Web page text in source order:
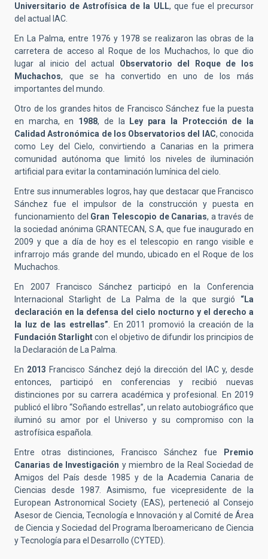
Universitario de Astrofísica de la ULL, que fue el precursor
del actual IAC.
En La Palma, entre 1976 y 1978 se realizaron las obras de la
carretera de acceso al Roque de los Muchachos, lo que dio
lugar al inicio del actual Observatorio del Roque de los
Muchachos, que se ha convertido en uno de los más
importantes del mundo.
Otro de los grandes hitos de Francisco Sánchez fue la puesta
en marcha, en 1988, de la
Ley para la Protección de la
Calidad Astronómica de los Observatorios del IAC, conocida
como Ley del Cielo, convirtiendo a Canarias en la primera
comunidad autónoma que limitó los niveles de iluminación
artificial para evitar la contaminación lumínica del cielo.
Entre sus innumerables logros, hay que destacar que Francisco
Sánchez fue el impulsor de la construcción y puesta en
funcionamiento del Gran Telescopio de Canarias, a través de
la sociedad anónima GRANTECAN, S.A, que fue inaugurado en
2009 y que a día de hoy es el telescopio en rango visible e
infrarrojo más grande del mundo, ubicado en el Roque de los
Muchachos.
En 2007 Francisco Sánchez participó en la Conferencia
Internacional Starlight de La Palma de la que surgió “La
declaración en la defensa del cielo nocturno y el derecho a
la luz de las estrellas”. En 2011 promovió la creación de la
Fundación Starlightcon el objetivo de difundir los principios de
la Declaración de La Palma.
En 2013 Francisco Sánchez dejó la dirección del IAC y, desde
entonces, participó en conferencias y recibió nuevas
distinciones por su carrera académica y profesional. En 2019
publicó el libro “Soñando estrellas”, un relato autobiográfico que
iluminó su amor por el Universo y su compromiso con la
astrofísica española.
Entre otras distinciones, Francisco Sánchez fue
Premio
Canarias de Investigación y miembro de la Real Sociedad de
Amigos del País desde 1985 y de la Academia Canaria de
Ciencias desde 1987. Asimismo, fue vicepresidente de la
European Astronomical Society (EAS), perteneció al Consejo
Asesor de Ciencia, Tecnología e Innovación y al Comité de Área
de Ciencia y Sociedad del Programa Iberoamericano de Ciencia
y Tecnología para el Desarrollo (CYTED).